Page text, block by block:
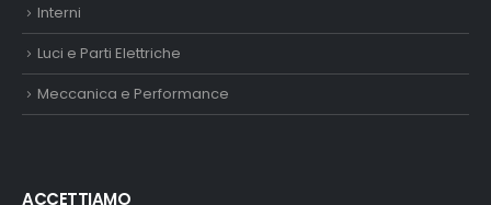
Interni
Luci e Parti Elettriche
Meccanica e Performance
ACCETTIAMO